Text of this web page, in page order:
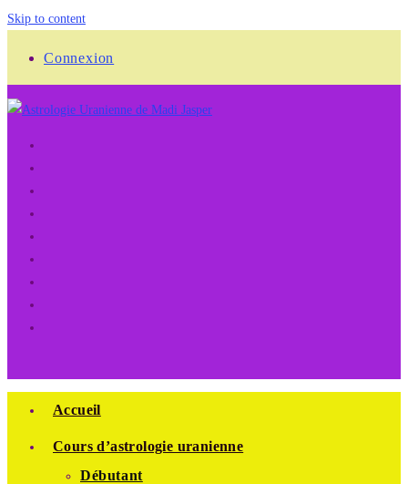
Skip to content
Connexion
Accueil
Cours d’astrologie uranienne
Débutant